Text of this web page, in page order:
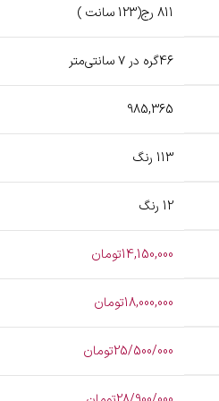
811 رج(123 سانت )
46گره در ۷ سانتی‌متر
985,365
113 رنگ
12 رنگ
14,150,000تومان
18,000,000تومان
25/500/000تومان